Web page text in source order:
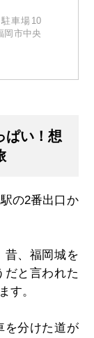
車場10
岡市中央
ぱい！想
の2番出口か
昔、福岡城を
だと言われた
す。
を分けた道が